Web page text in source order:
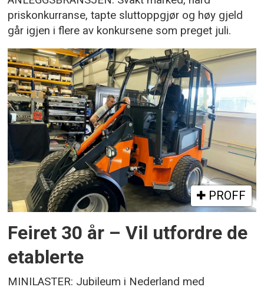
priskonkurranse, tapte sluttoppgjør og høy gjeld
går igjen i flere av konkursene som preget juli.
PROFF
Feiret 30 år – Vil utfordre de
etablerte
MINILASTER: Jubileum i Nederland med